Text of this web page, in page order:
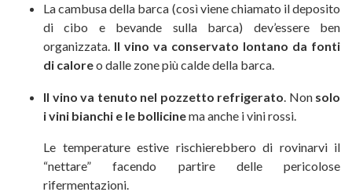
La cambusa della barca (così viene chiamato il deposito
di cibo e bevande sulla barca) dev’essere ben
organizzata. Il vino va conservato lontano da fonti
di caloreo dalle zone più calde della barca.
Il vino va tenuto nel pozzetto refrigerato. Non solo
i vini bianchi e le bollicinema anche i vini rossi.
Le temperature estive rischierebbero di rovinarvi il
“nettare” facendo partire delle pericolose
rifermentazioni.